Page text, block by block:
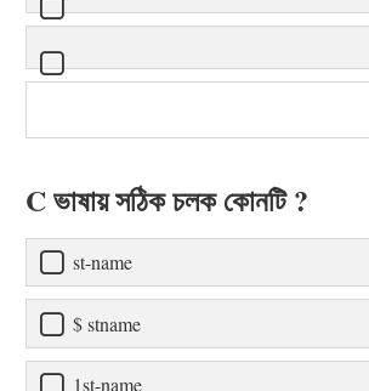
C ভাষায় সঠিক চলক কোনটি ?
st-name
$ stname
1st-name